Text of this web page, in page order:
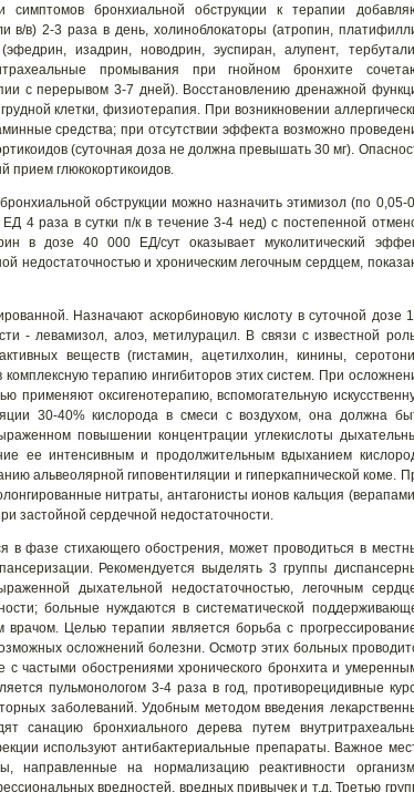
бронхиальной обструкции к терапии
в/в) 2-3 раза в день, холиноблокаторы (атропин,
изадрин, новодрин, эуспиран, алупент,
промывания при гнойном бронхите
с перерывом 3-7 дней). Восстановлению дренажной
клетки, физиотерапия. При возникновении
средства; при отсутствии эффекта возможно
(суточная доза не должна превышать 30 мг).
прием глюкокортикоидов.
обструкции можно назначить этимизол (по 0,05-
4 раза в сутки п/к в течение 3-4 нед) с постепенной
в дозе 40 000 ЕД/сут оказывает муколитический
недостаточностью и хроническим легочным сердцем,
Назначают аскорбиновую кислоту в суточной дозе
- левамизол, алоэ, метилурацил. В связи с известной
веществ (гистамин, ацетилхолин, кинины,
терапию ингибиторов этих систем. При
применяют оксигенотерапию, вспомогательную
30-40% кислорода в смеси с воздухом, она должна
повышении концентрации углекислоты
ее интенсивным и продолжительным вдыханием
альвеолярной гиповентиляции и гиперкапнической коме.
нитраты, антагонисты ионов кальция
застойной сердечной недостаточности.
в фазе стихающего обострения, может проводиться в
Рекомендуется выделять 3 группы
дыхательной недостаточностью, легочным
больные нуждаются в систематической
Целью терапии является борьба с
осложнений болезни. Осмотр этих больных
частыми обострениями хронического бронхита и
пульмонологом 3-4 раза в год, противорецидивные
заболеваний. Удобным методом введения
санацию бронхиального дерева путем
используют антибактериальные препараты. Важное
направленные на нормализацию реактивности
вредностей, вредных привычек и т.д. Третью